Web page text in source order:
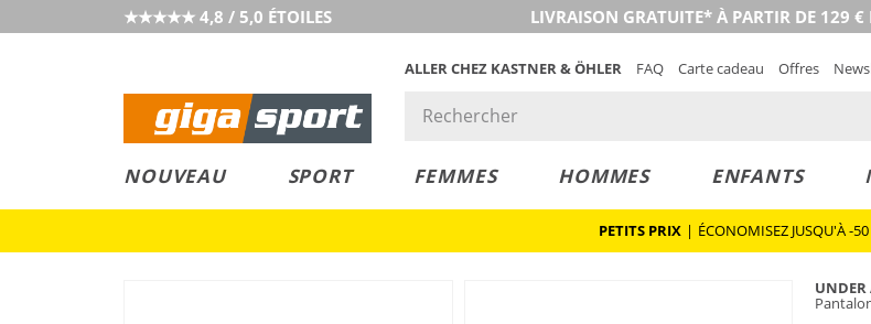
★★★★★ 4,8 / 5,0 ÉTOILES LIVRAISON GRATUITE* À PARTIR DE 129 €
ALLER CHEZ KASTNER & ÖHLER FAQ Carte cadeau Offres
NOUVEAU SPORT FEMMES HOMMES ENFANTS
PETITS PRIX | ÉCONOMISEZ JUSQU'À -
UNDER